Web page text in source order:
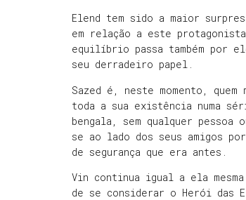
Elend tem sido a maior
em relação a este
equilíbrio passa também por
seu derradeiro papel.
Sazed é, neste momento, quem
toda a sua existência numa
bengala, sem qualquer
se ao lado dos seus amigos
de segurança que era antes.
Vin continua igual a ela
de se considerar o Herói das